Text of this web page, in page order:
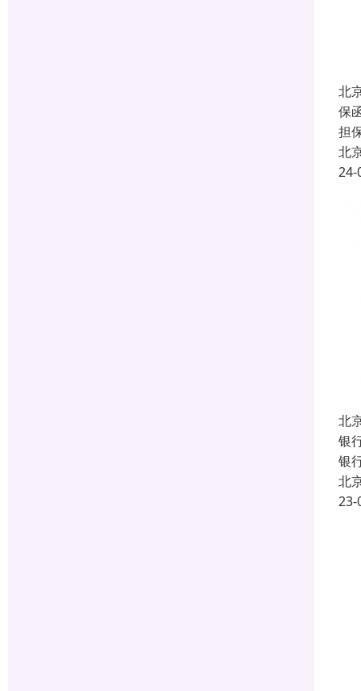
北
保
担
北
24-
北
银
银
北
23-